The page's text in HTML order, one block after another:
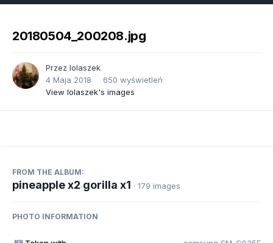
20180504_200208.jpg
Przez lolaszek
4 Maja 2018
650 wyświetleń
View lolaszek's images
FROM THE ALBUM:
pineapple x2 gorilla x1 · 179 images
PHOTO INFORMATION